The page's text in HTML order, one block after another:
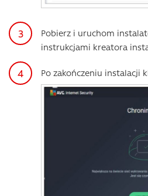
Pobierz i uruchom
instrukcjami kreatora
Po zakończeniu instalacji